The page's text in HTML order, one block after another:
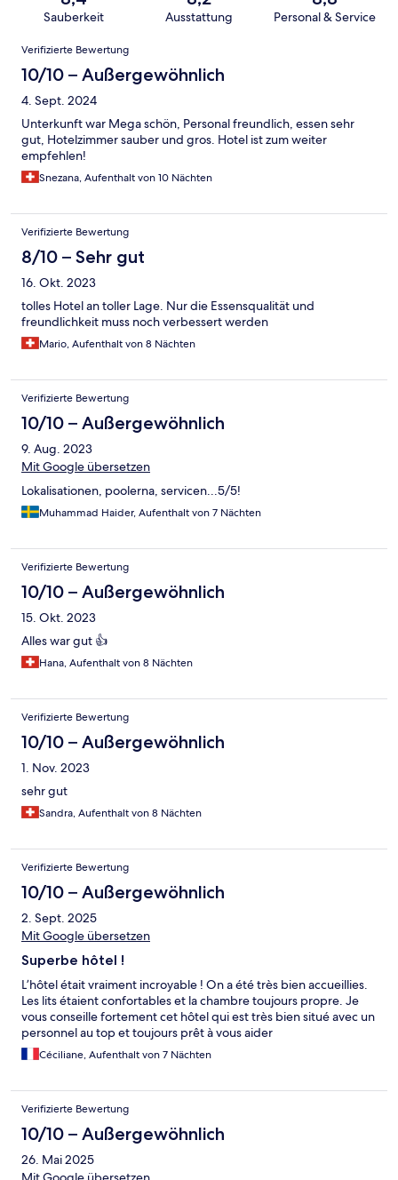
Sauberkeit Ausstattung Personal & Service
Bewertungen
Verifizierte Bewertung
10/10 – Außergewöhnlich
4. Sept. 2024
Unterkunft war Mega schön, Personal freundlich, essen sehr
gut, Hotelzimmer sauber und gros. Hotel ist zum weiter
empfehlen!
Snezana, Aufenthalt von 10 Nächten
Verifizierte Bewertung
8/10 – Sehr gut
16. Okt. 2023
tolles Hotel an toller Lage. Nur die Essensqualität und
freundlichkeit muss noch verbessert werden
Mario, Aufenthalt von 8 Nächten
Verifizierte Bewertung
10/10 – Außergewöhnlich
9. Aug. 2023
Mit Google übersetzen
Lokalisationen, poolerna, servicen...5/5!
Muhammad Haider, Aufenthalt von 7 Nächten
Verifizierte Bewertung
10/10 – Außergewöhnlich
15. Okt. 2023
Alles war gut 👍
Hana, Aufenthalt von 8 Nächten
Verifizierte Bewertung
10/10 – Außergewöhnlich
1. Nov. 2023
sehr gut
Sandra, Aufenthalt von 8 Nächten
Verifizierte Bewertung
10/10 – Außergewöhnlich
2. Sept. 2025
Mit Google übersetzen
Superbe hôtel !
L’hôtel était vraiment incroyable ! On a été très bien accueillies.
Les lits étaient confortables et la chambre toujours propre. Je
vous conseille fortement cet hôtel qui est très bien situé avec un
personnel au top et toujours prêt à vous aider
Céciliane, Aufenthalt von 7 Nächten
Verifizierte Bewertung
10/10 – Außergewöhnlich
26. Mai 2025